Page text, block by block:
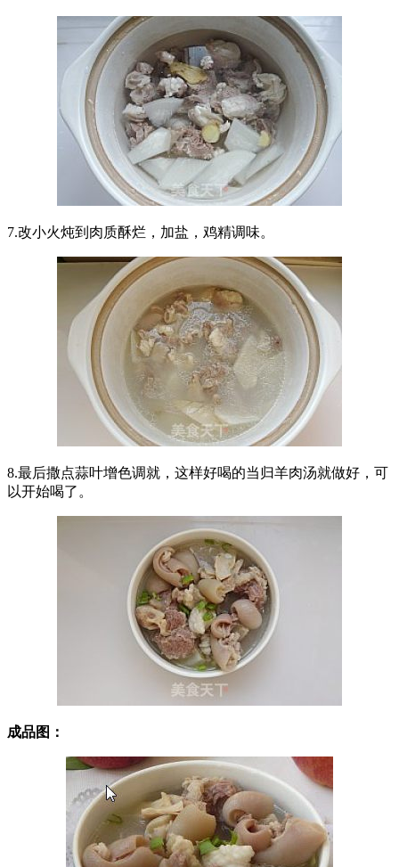
7.改小火炖到肉质酥烂，加盐，鸡精调味。
8.最后撒点蒜叶增色调就，这样好喝的当归羊肉汤就做好，可
以开始喝了。
成品图：